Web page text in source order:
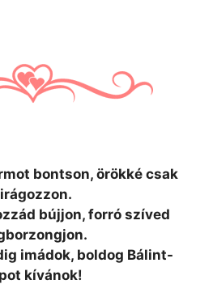
bontson, örökké csak
bújjon, forró szíved
imádok, boldog Bálint-
kívánok!